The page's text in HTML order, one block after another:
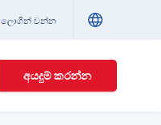
ලොගින් වන්න
අයදුම් කරන්න